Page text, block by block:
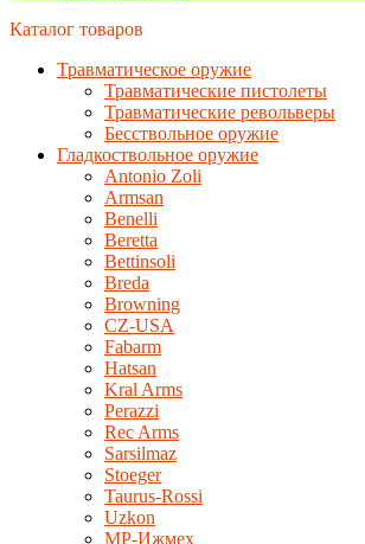
Каталог товаров
Травматическое оружие
Травматические пистолеты
Травматические револьверы
Бесствольное оружие
Гладкоствольное оружие
Antonio Zoli
Armsan
Benelli
Beretta
Bettinsoli
Breda
Browning
CZ-USA
Fabarm
Hatsan
Kral Arms
Perazzi
Rec Arms
Sarsilmaz
Stoeger
Taurus-Rossi
Uzkon
MP-Ижмех